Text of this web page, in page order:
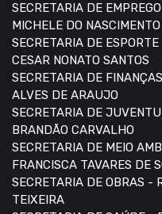
SECRETARIA DE
MICHELE DO
SECRETARIA DE
CESAR NONATO SANTOS
SECRETARIA DE
ALVES DE ARAUJO
SECRETARIA DE
BRANDÃO CARVALHO
SECRETARIA DE MEIO
FRANCISCA TAVARES DE
SECRETARIA DE OBRAS -
TEIXEIRA